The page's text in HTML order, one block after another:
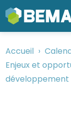
Aller
au
contenu
principal
Fil
d'Ariane
Accueil
Enjeux et
développement